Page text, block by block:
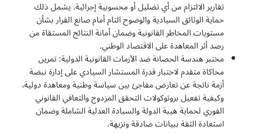
تقارير الالتزام من أي تضليل أو محسوبية إجرائية. يشمل ذلك
حماية الوثائق السيادية والوضوح التام أمام صانع القرار بشأن
مستويات المخاطر القانونية وضمان أمانة النتائج المستقاة من
رصد أثر المعاهدة على الاقتصاد الوطني.
مختبر هندسة الحصانة ضد الأزمات القانونية الدولية: تمرين
محاكاة متقدم لاختبار قدرة المستشار السيادي على إدارة نبضة
أزمة ناتجة عن تعارض مفاجئ بين سياسة وطنية ومعاهدة دولية،
وكيفية تفعيل بروتوكولات التحقق المزدوج والتعافي القانوني
الفوري لحماية هيبة الدولة والسيادة العدلية الشاملة وضمان
استعادة الثقة ببيانات صادقة ونزيهة.